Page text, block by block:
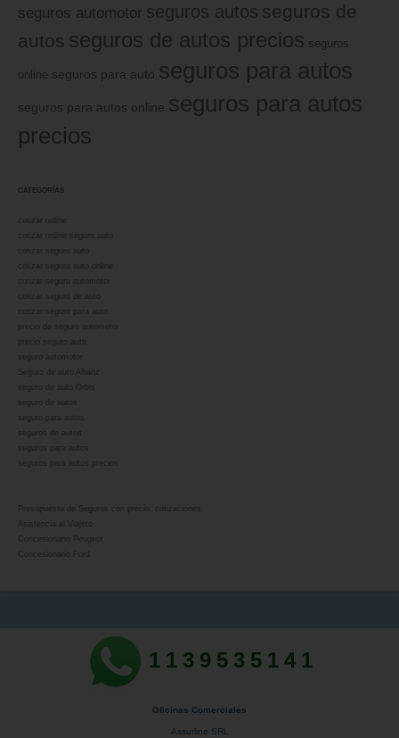
seguros automotor seguros autos seguros de
autos seguros de autos precios seguros
online seguros para auto seguros para autos
seguros para autos online seguros para autos
precios
CATEGORÍAS
cotizar online
cotizar online seguro auto
cotizar seguro auto
cotizar seguro auto online
cotizar seguro automotor
cotizar seguro de auto
cotizar seguro para auto
Seguro de auto Allianz
Presupuesto de Seguros con precio, cotizaciones.
1139535141
Oficinas Comerciales
Assurline SRL